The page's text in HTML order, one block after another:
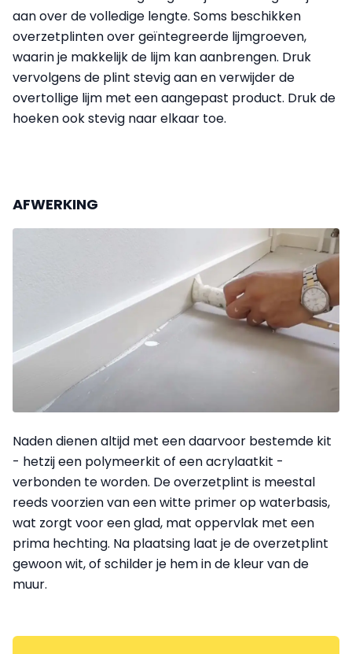
aan over de volledige lengte. Soms beschikken
overzetplinten over geïntegreerde lijmgroeven,
waarin je makkelijk de lijm kan aanbrengen. Druk
vervolgens de plint stevig aan en verwijder de
overtollige lijm met een aangepast product. Druk de
hoeken ook stevig naar elkaar toe.
AFWERKING
Naden dienen altijd met een daarvoor bestemde kit
- hetzij een polymeerkit of een acrylaatkit -
verbonden te worden. De overzetplint is meestal
reeds voorzien van een witte primer op waterbasis,
wat zorgt voor een glad, mat oppervlak met een
prima hechting. Na plaatsing laat je de overzetplint
gewoon wit, of schilder je hem in de kleur van de
muur.